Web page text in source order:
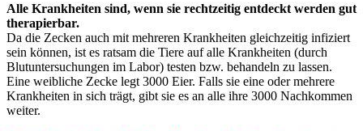
Alle Krankheiten sind, wenn sie rechtzeitig entdeckt werden gut
therapierbar.
Da die Zecken auch mit mehreren Krankheiten gleichzeitig infiziert
sein können, ist es ratsam die Tiere auf alle Krankheiten (durch
Blutuntersuchungen im Labor) testen bzw. behandeln zu lassen.
Eine weibliche Zecke legt 3000 Eier. Falls sie eine oder mehrere
Krankheiten in sich trägt, gibt sie es an alle ihre 3000 Nachkommen
weiter.